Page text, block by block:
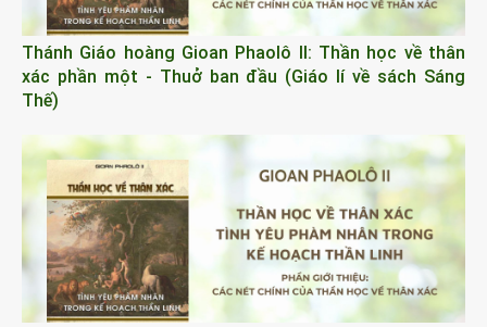
Thánh Giáo hoàng Gioan Phaolô II: Thần học về thân
xác phần một - Thuở ban đầu (Giáo lí về sách Sáng
Thế)